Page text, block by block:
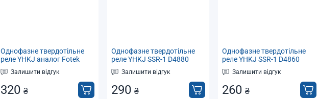
Однофазне твердотільне
реле YHKJ аналог Fotek
SSR-100DA тип DC-AC
Залишити відгук
320 ₴
Однофазне твердотільне
реле YHKJ SSR-1 D4880
(аналог Fotek SSR-80DA)
тип DC-AC,
Залишити відгук
290₴
Однофазне твердотільне
реле YHKJ SSR-1 D4860
(аналог Fotek SSR-60DA)
тип DC-AC,
Залишити відгук
260₴